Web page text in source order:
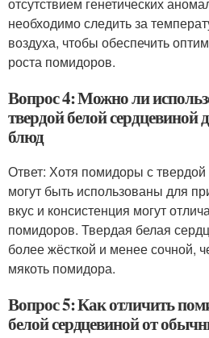
необходимо следить за
воздуха, чтобы обеспечить
роста помидоров.
Вопрос 4: Можно ли
твердой белой сердцевиной
блюд
Ответ: Хотя помидоры с
могут быть использованы для
вкус и консистенция могут
помидоров. Твердая белая
более жёсткой и менее сочной,
мякоть помидора.
Вопрос 5: Как отличить
белой сердцевиной от